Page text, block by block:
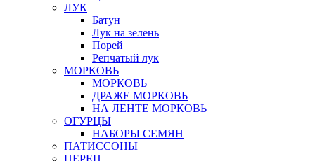
ЛУК
Батун
Лук на зелень
Порей
Репчатый лук
МОРКОВЬ
МОРКОВЬ
ДРАЖЕ МОРКОВЬ
НА ЛЕНТЕ МОРКОВЬ
ОГУРЦЫ
НАБОРЫ СЕМЯН
ПАТИССОНЫ
ПЕРЕЦ